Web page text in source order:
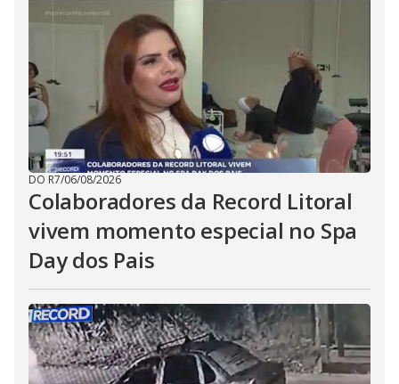
DO R7/06/08/2026
Colaboradores da Record Litoral
vivem momento especial no Spa
Day dos Pais